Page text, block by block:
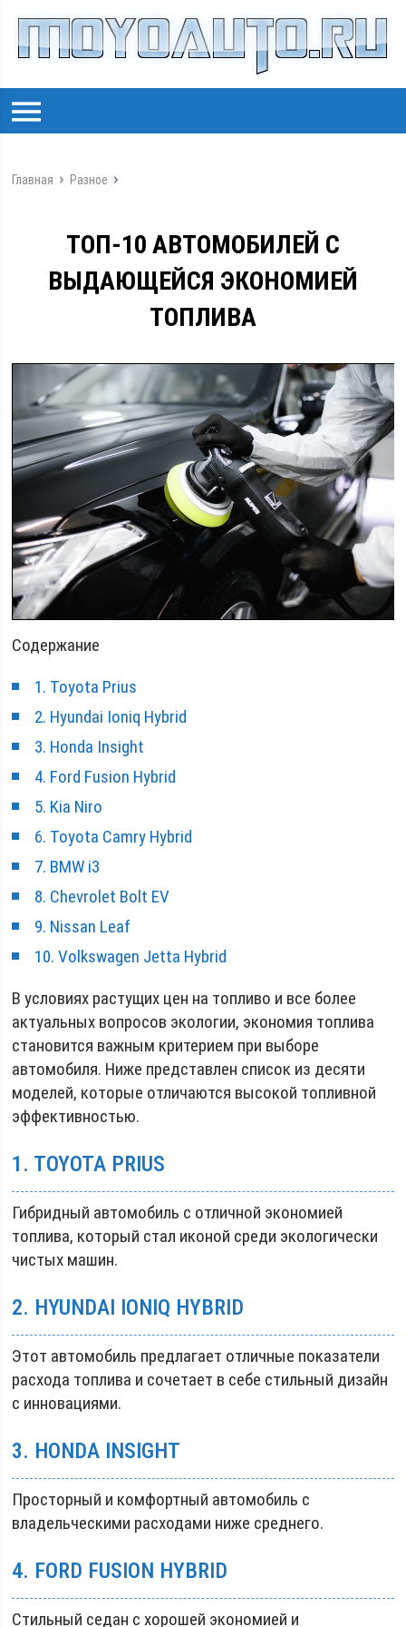
Главная Разное
ТОП-10 АВТОМОБИЛЕЙ С
ВЫДАЮЩЕЙСЯ ЭКОНОМИЕЙ
ТОПЛИВА
Содержание
1. Toyota Prius
2. Hyundai Ioniq Hybrid
3. Honda Insight
4. Ford Fusion Hybrid
5. Kia Niro
6. Toyota Camry Hybrid
7. BMW i3
8. Chevrolet Bolt EV
9. Nissan Leaf
10. Volkswagen Jetta Hybrid
В условиях растущих цен на топливо и все более
актуальных вопросов экологии, экономия топлива
становится важным критерием при выборе
автомобиля. Ниже представлен список из десяти
моделей, которые отличаются высокой топливной
эффективностью.
1. TOYOTA PRIUS
Гибридный автомобиль с отличной экономией
топлива, который стал иконой среди экологически
чистых машин.
2. HYUNDAI IONIQ HYBRID
Этот автомобиль предлагает отличные показатели
расхода топлива и сочетает в себе стильный дизайн
с инновациями.
3. HONDA INSIGHT
Просторный и комфортный автомобиль с
владельческими расходами ниже среднего.
4. FORD FUSION HYBRID
Стильный седан с хорошей экономией и